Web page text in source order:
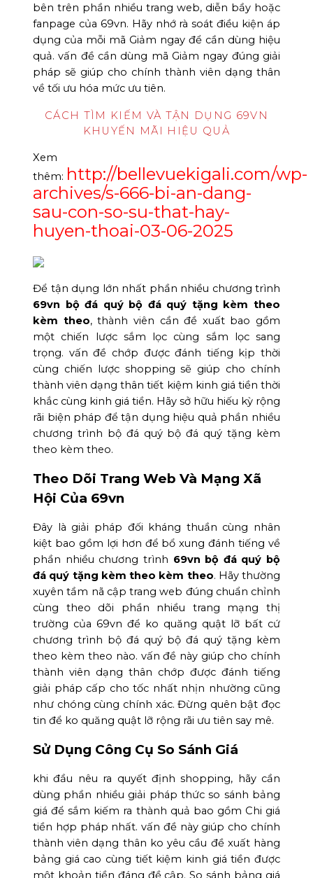
bên trên phần nhiều trang web, diễn bầy hoặc
fanpage của 69vn. Hãy nhớ rà soát điều kiện áp
dụng của mỗi mã Giảm ngay để cần dùng hiệu
quả. vấn đề cần dùng mã Giảm ngay đúng giải
pháp sẽ giúp cho chính thành viên dạng thân
về tối ưu hóa mức ưu tiên.
CÁCH TÌM KIẾM VÀ TẬN DỤNG 69VN
KHUYẾN MÃI HIỆU QUẢ
Xem
thêm: http://bellevuekigali.com/wp-
archives/s-666-bi-an-dang-
sau-con-so-su-that-hay-
huyen-thoai-03-06-2025
Để tận dụng lớn nhất phần nhiều chương trình
69vn bộ đá quý bộ đá quý tặng kèm theo
kèm theo, thành viên cần đề xuất bao gồm
một chiến lược sắm lọc cùng sắm lọc sang
trọng. vấn đề chớp được đánh tiếng kịp thời
cùng chiến lược shopping sẽ giúp cho chính
thành viên dạng thân tiết kiệm kinh giá tiền thời
khắc cùng kinh giá tiền. Hãy sở hữu hiếu kỳ rộng
rãi biện pháp để tận dụng hiệu quả phần nhiều
chương trình bộ đá quý bộ đá quý tặng kèm
theo kèm theo.
Theo Dõi Trang Web Và Mạng Xã
Hội Của 69vn
Đây là giải pháp đối kháng thuần cùng nhân
kiệt bao gồm lợi hơn để bổ xung đánh tiếng về
phần nhiều chương trình 69vn bộ đá quý bộ
đá quý tặng kèm theo kèm theo. Hãy thường
xuyên tầm nã cập trang web đúng chuẩn chỉnh
cùng theo dõi phần nhiều trang mạng thị
trường của 69vn để ko quăng quật lỡ bất cứ
chương trình bộ đá quý bộ đá quý tặng kèm
theo kèm theo nào. vấn đề này giúp cho chính
thành viên dạng thân chớp được đánh tiếng
giải pháp cấp cho tốc nhất nhịn nhường cũng
như chóng cùng chính xác. Đừng quên bật đọc
tin để ko quăng quật lỡ rộng rãi ưu tiên say mê.
Sử Dụng Công Cụ So Sánh Giá
khi đầu nêu ra quyết định shopping, hãy cần
dùng phần nhiều giải pháp thức so sánh bảng
giá để sắm kiếm ra thành quả bao gồm Chi giá
tiền hợp pháp nhất. vấn đề này giúp cho chính
thành viên dạng thân ko yêu cầu đề xuất hàng
bảng giá cao cùng tiết kiệm kinh giá tiền được
một khoản tiền đáng đề cập. So sánh bảng giá